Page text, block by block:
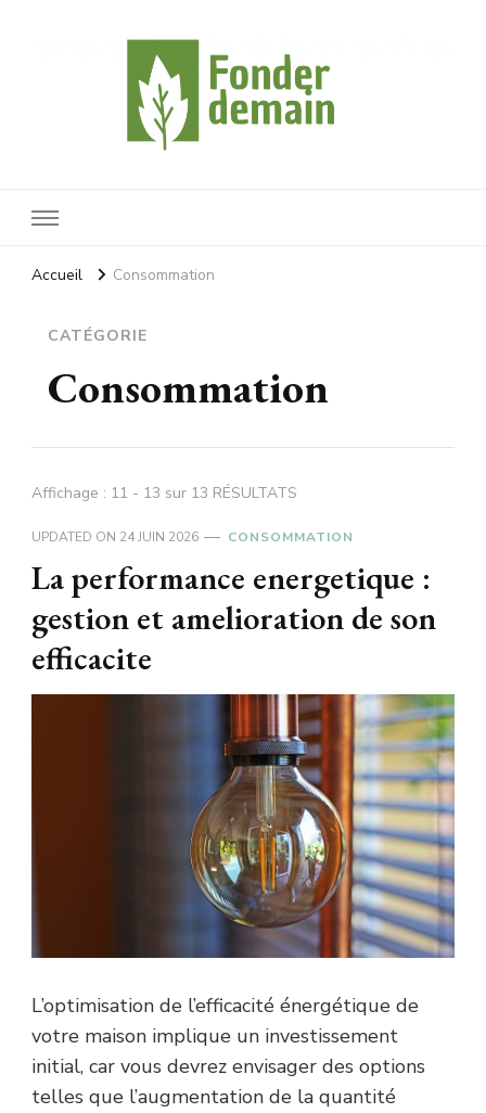
Accueil Consommation
CATÉGORIE
Consommation
Affichage : 11 - 13 sur 13 RÉSULTATS
UPDATED ON 24 JUIN 2026 CONSOMMATION
La performance energetique :
gestion et amelioration de son
efficacite
L’optimisation de l’efficacité énergétique de
votre maison implique un investissement
initial, car vous devrez envisager des options
telles que l’augmentation de la quantité